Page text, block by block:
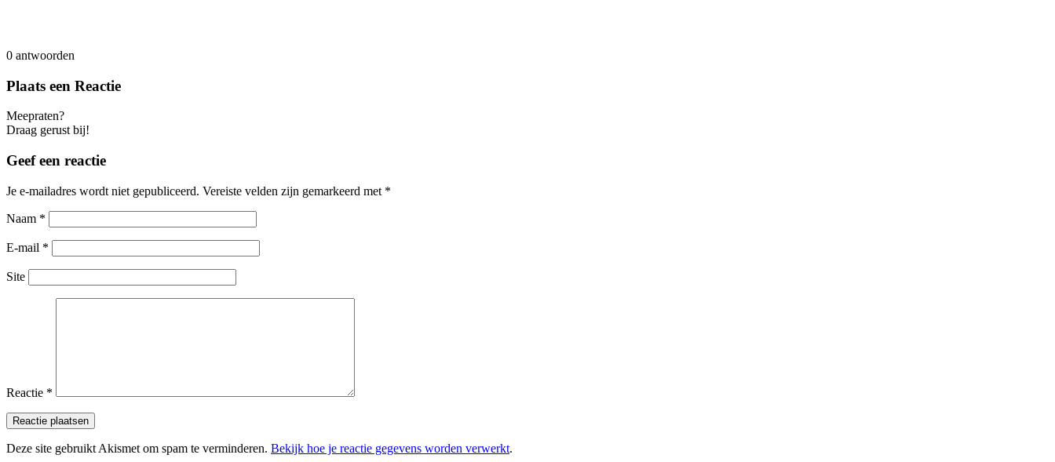
0 antwoorden
Plaats een Reactie
Meepraten?
Draag gerust bij!
Geef een reactie
Je e-mailadres wordt niet gepubliceerd. Vereiste velden zijn gemarkeerd met *
Naam *
E-mail *
Site
Reactie *
Deze site gebruikt Akismet om spam te verminderen. Bekijk hoe je reactie gegevens worden verwerkt.